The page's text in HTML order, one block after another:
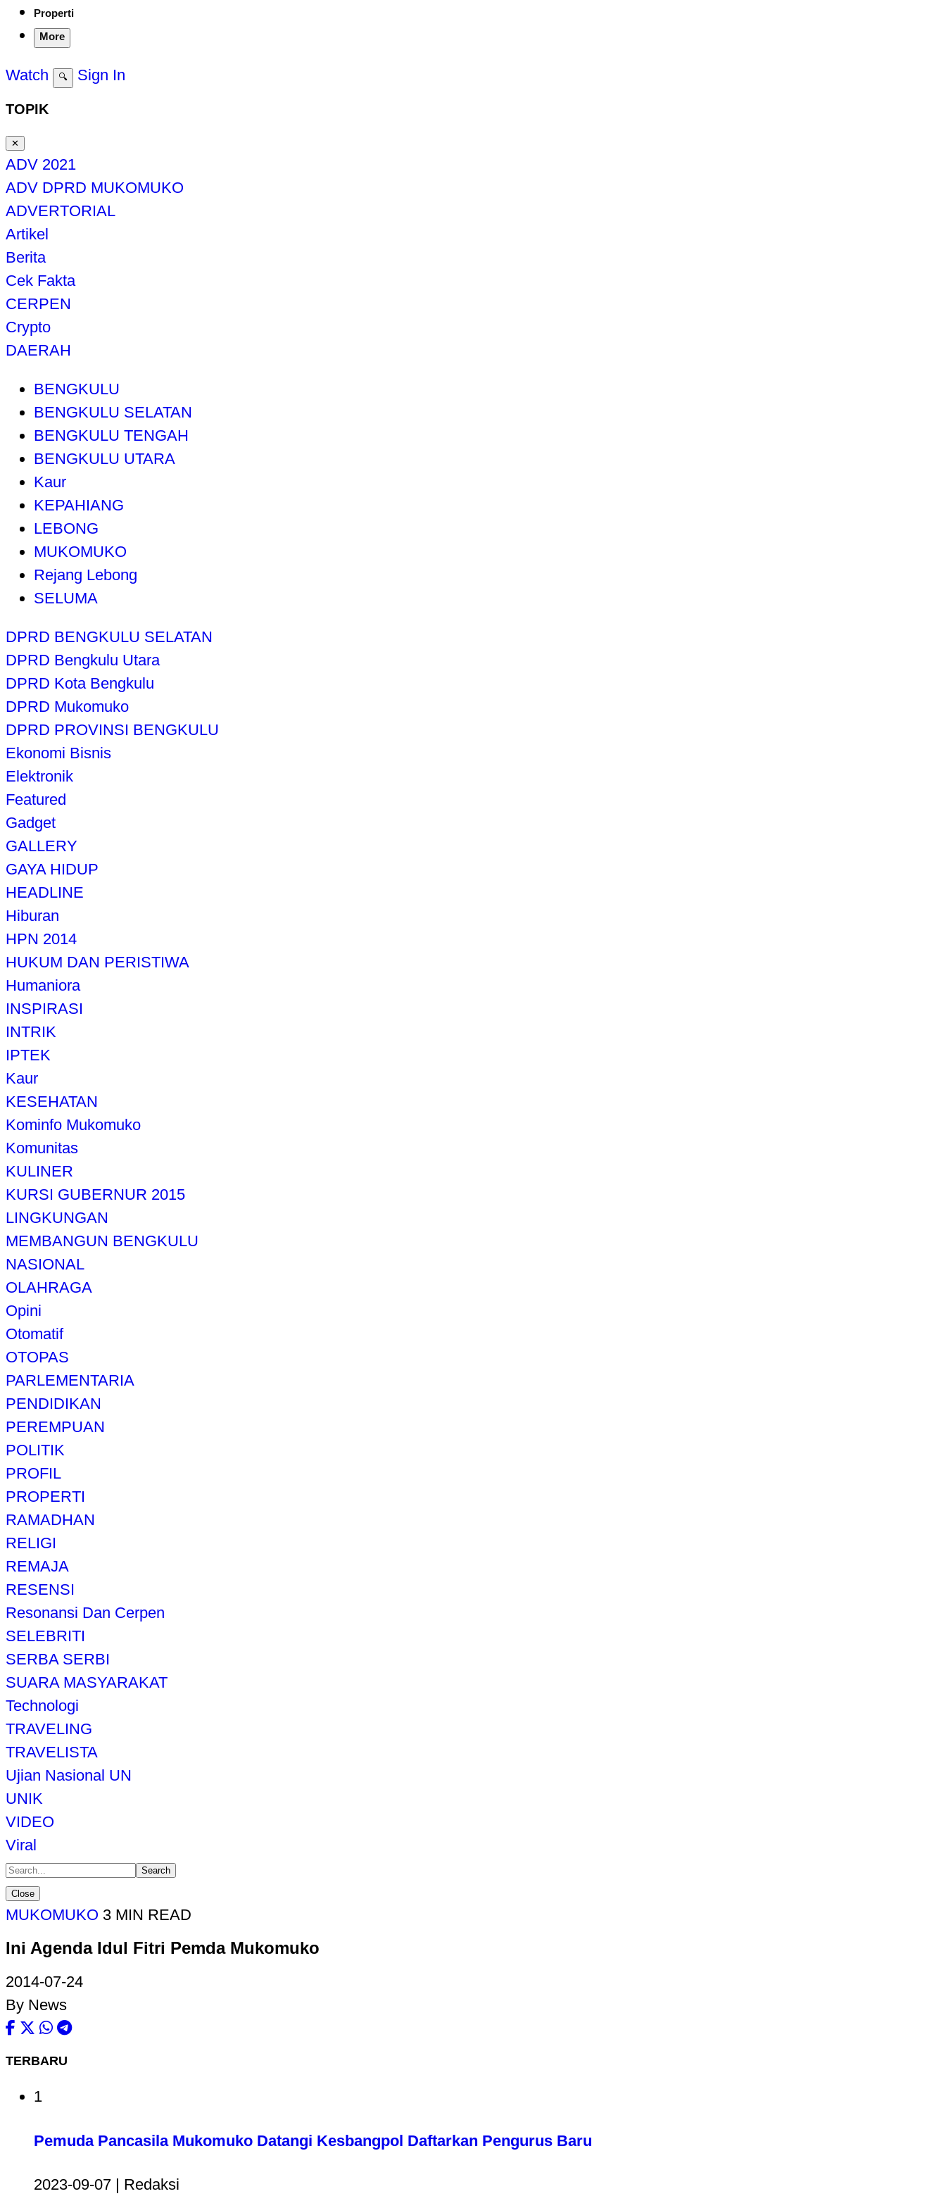
Properti
More
Watch 🔍 Sign In
TOPIK
✕
ADV 2021
ADV DPRD MUKOMUKO
ADVERTORIAL
Artikel
Berita
Cek Fakta
CERPEN
Crypto
DAERAH
BENGKULU
BENGKULU SELATAN
BENGKULU TENGAH
BENGKULU UTARA
Kaur
KEPAHIANG
LEBONG
MUKOMUKO
Rejang Lebong
SELUMA
DPRD BENGKULU SELATAN
DPRD Bengkulu Utara
DPRD Kota Bengkulu
DPRD Mukomuko
DPRD PROVINSI BENGKULU
Ekonomi Bisnis
Elektronik
Featured
Gadget
GALLERY
GAYA HIDUP
HEADLINE
Hiburan
HPN 2014
HUKUM DAN PERISTIWA
Humaniora
INSPIRASI
INTRIK
IPTEK
Kaur
KESEHATAN
Kominfo Mukomuko
Komunitas
KULINER
KURSI GUBERNUR 2015
LINGKUNGAN
MEMBANGUN BENGKULU
NASIONAL
OLAHRAGA
Opini
Otomatif
OTOPAS
PARLEMENTARIA
PENDIDIKAN
PEREMPUAN
POLITIK
PROFIL
PROPERTI
RAMADHAN
RELIGI
REMAJA
RESENSI
Resonansi Dan Cerpen
SELEBRITI
SERBA SERBI
SUARA MASYARAKAT
Technologi
TRAVELING
TRAVELISTA
Ujian Nasional UN
UNIK
VIDEO
Viral
Search
Close
MUKOMUKO 3 MIN READ
Ini Agenda Idul Fitri Pemda Mukomuko
2014-07-24
By News
TERBARU
1
Pemuda Pancasila Mukomuko Datangi Kesbangpol Daftarkan Pengurus Baru
2023-09-07 | Redaksi